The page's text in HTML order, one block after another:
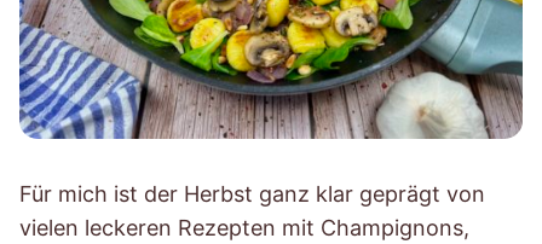
Für mich ist der Herbst ganz klar geprägt von
vielen leckeren Rezepten mit Champignons,